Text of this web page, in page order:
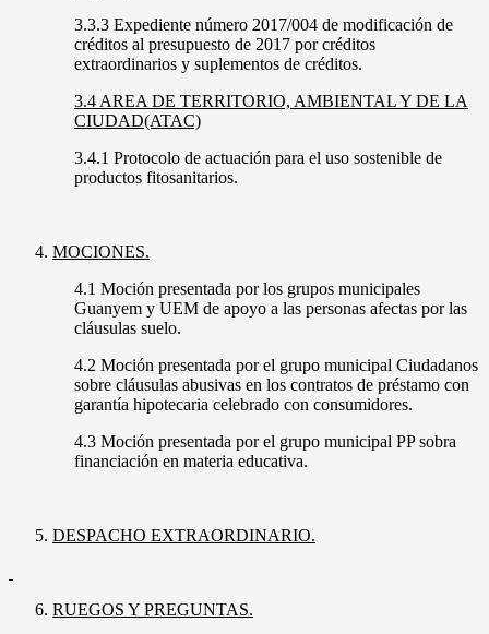
3.3.3 Expediente número 2017/004 de modificación de
créditos al presupuesto de 2017 por créditos
extraordinarios y suplementos de créditos.
3.4 AREA DE TERRITORIO, AMBIENTAL Y DE LA
CIUDAD(ATAC)
3.4.1 Protocolo de actuación para el uso sostenible de
productos fitosanitarios.
MOCIONES.
4.1 Moción presentada por los grupos municipales
Guanyem y UEM de apoyo a las personas afectas por las
cláusulas suelo.
4.2 Moción presentada por el grupo municipal Ciudadanos
sobre cláusulas abusivas en los contratos de préstamo con
garantía hipotecaria celebrado con consumidores.
4.3 Moción presentada por el grupo municipal PP sobra
financiación en materia educativa.
DESPACHO EXTRAORDINARIO.
RUEGOS Y PREGUNTAS.